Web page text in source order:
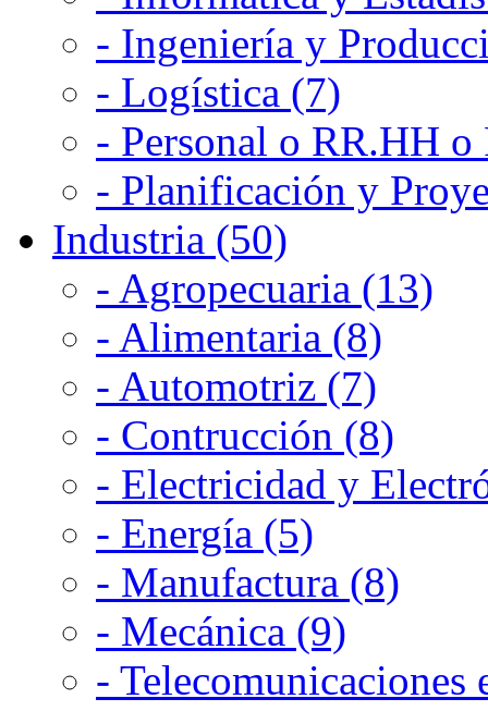
- Ingeniería y
- Logística (7)
- Personal o RR.HH
- Planificación y
Industria (50)
- Agropecuaria (13)
- Alimentaria (8)
- Automotriz (7)
- Contrucción (8)
- Electricidad y
- Energía (5)
- Manufactura (8)
- Mecánica (9)
-